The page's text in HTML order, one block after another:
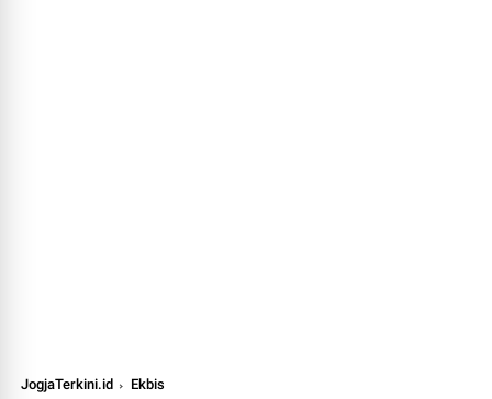
JogjaTerkini.id Ekbis